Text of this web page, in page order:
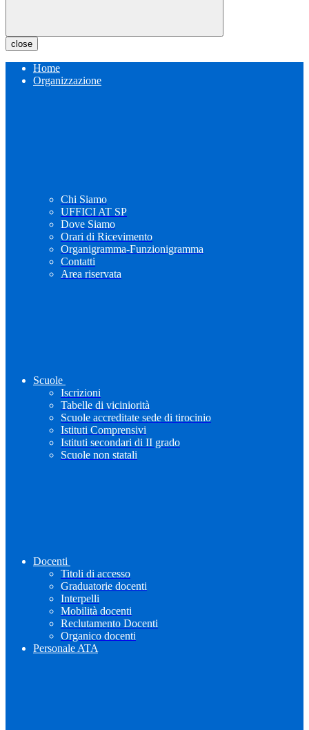
close
Home
Organizzazione
Chi Siamo
UFFICI AT SP
Dove Siamo
Orari di Ricevimento
Organigramma-Funzionigramma
Contatti
Area riservata
Scuole
Iscrizioni
Tabelle di viciniorità
Scuole accreditate sede di tirocinio
Istituti Comprensivi
Istituti secondari di II grado
Scuole non statali
Docenti
Titoli di accesso
Graduatorie docenti
Interpelli
Mobilità docenti
Reclutamento Docenti
Organico docenti
Personale ATA